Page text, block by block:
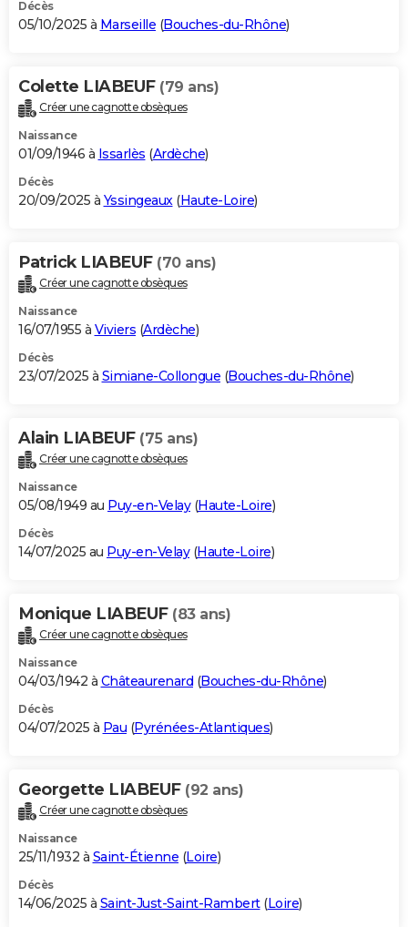
Décès
05/10/2025 à Marseille (Bouches-du-Rhône)
Colette LIABEUF (79 ans)
Créer une cagnotte obsèques
Naissance
01/09/1946 à Issarlès (Ardèche)
Décès
20/09/2025 à Yssingeaux(Haute-Loire)
Patrick LIABEUF (70 ans)
Créer une cagnotte obsèques
Naissance
16/07/1955 à Viviers (Ardèche)
Décès
23/07/2025 à Simiane-Collongue (Bouches-du-Rhône)
Alain LIABEUF (75 ans)
Créer une cagnotte obsèques
Naissance
05/08/1949 au Puy-en-Velay(Haute-Loire)
Décès
14/07/2025 au Puy-en-Velay(Haute-Loire)
Monique LIABEUF (83 ans)
Créer une cagnotte obsèques
Naissance
04/03/1942 à Châteaurenard (Bouches-du-Rhône)
Décès
04/07/2025 à Pau (Pyrénées-Atlantiques)
Georgette LIABEUF (92 ans)
Créer une cagnotte obsèques
Naissance
25/11/1932 à Saint-Étienne (Loire)
Décès
14/06/2025 à Saint-Just-Saint-Rambert(Loire)